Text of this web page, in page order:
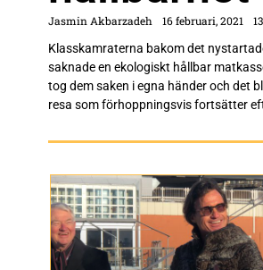
Jasmin Akbarzadeh 16 februari, 2021
Klasskamraterna bakom det
saknade en ekologiskt hållbar
tog dem saken i egna händer och det
resa som förhoppningsvis fortsätter